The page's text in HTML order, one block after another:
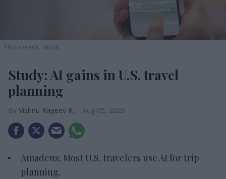
Photo credit: iStock
Study: AI gains in U.S. travel
planning
Vishnu Rageev R. Aug 05, 2026
Amadeus: Most U.S. travelers use AI for trip
planning.